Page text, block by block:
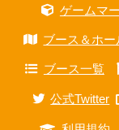
ゲームマ
ブース＆ホ
ブース一覧
公式Twitter